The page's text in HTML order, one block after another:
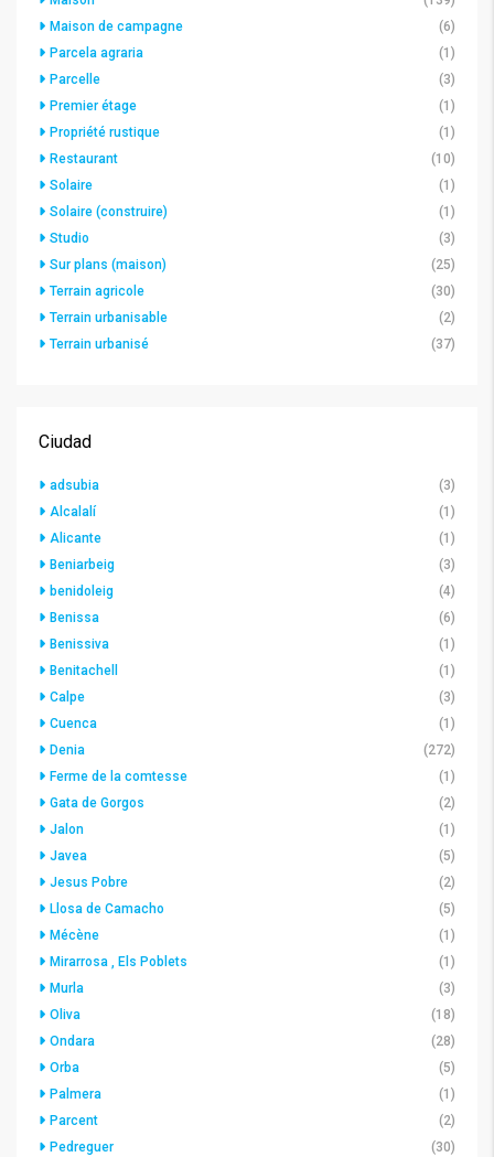
Maison de campagne
(6)
Parcela agraria
(1)
Parcelle
(3)
Premier étage
(1)
Propriété rustique
(1)
Restaurant
(10)
Solaire
(1)
Solaire (construire)
(1)
Studio
(3)
Sur plans (maison)
(25)
Terrain agricole
(30)
Terrain urbanisable
(2)
Terrain urbanisé
(37)
Ciudad
adsubia
(3)
Alcalalí
(1)
Alicante
(1)
Beniarbeig
(3)
benidoleig
(4)
Benissa
(6)
Benissiva
(1)
Benitachell
(1)
Calpe
(3)
Cuenca
(1)
Denia
(272)
Ferme de la comtesse
(1)
Gata de Gorgos
(2)
Jalon
(1)
Javea
(5)
Jesus Pobre
(2)
Llosa de Camacho
(5)
Mécène
(1)
Mirarrosa , Els Poblets
(1)
Murla
(3)
Oliva
(18)
Ondara
(28)
Orba
(5)
Palmera
(1)
Parcent
(2)
Pedreguer
(30)